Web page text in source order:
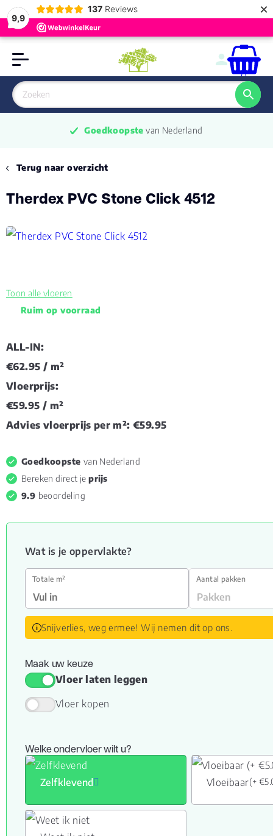
9,9
137 Reviews ×
0
Goedkoopste van Nederland
Terug naar overzicht
Therdex PVC Stone Click 4512
Toon alle vloeren
Ruim op voorraad
ALL-IN:
€62.95 / m²
Vloerprijs:
€59.95 / m²
Advies vloerprijs per m²: €59.95
Goedkoopste van Nederland
Bereken direct jeprijs
9.9 beoordeling
Wat is je oppervlakte?
Totale m² Aantal pakken
Snijverlies, weg ermee! Wij nemen dit op ons.
Maak uw keuze
Vloer laten leggen
Vloer kopen
Welke ondervloer wilt u?
Zelfklevend Vloeibaar(+